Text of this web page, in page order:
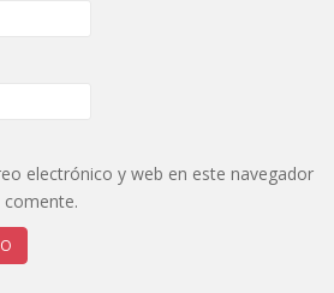
electrónico y web en este navegador